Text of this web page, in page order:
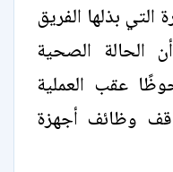
التي بذلها الفريق
الحالة الصحية
عقب العملية
وظائف أجهزة